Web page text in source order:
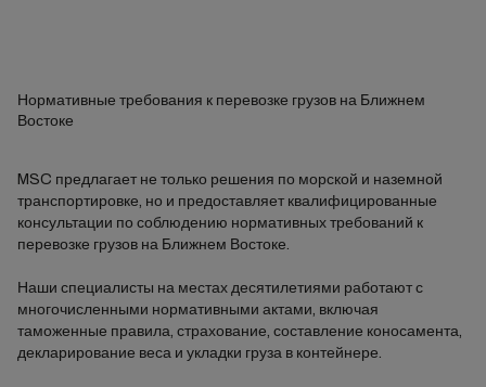
Нормативные требования к перевозке грузов на Ближнем
Востоке
MSC предлагает не только решения по морской и наземной
транспортировке, но и предоставляет квалифицированные
консультации по соблюдению нормативных требований к
перевозке грузов на Ближнем Востоке.
Наши специалисты на местах десятилетиями работают с
многочисленными нормативными актами, включая
таможенные правила, страхование, составление коносамента,
декларирование веса и укладки груза в контейнере.